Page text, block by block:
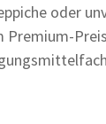
oder
Premium-